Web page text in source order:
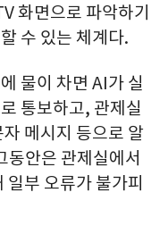
화면으로 파악하기
수 있는 체계다.
물이 차면 AI가 실
통보하고, 관제실
메시지 등으로 알
동안은 관제실에서
부 오류가 불가피